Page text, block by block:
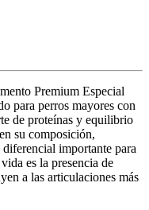
Premium Especial
para perros mayores con
de proteínas y equilibrio
su composición,
importante para
es la presencia de
a las articulaciones más